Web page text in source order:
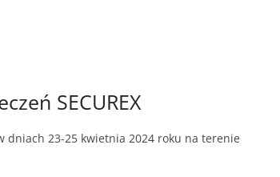
SECUREX
dniach 23-25 kwietnia 2024 roku na terenie